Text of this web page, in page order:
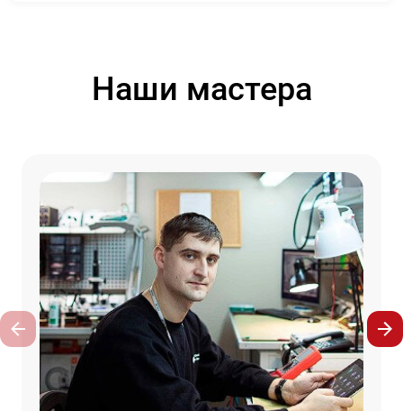
Наши мастера